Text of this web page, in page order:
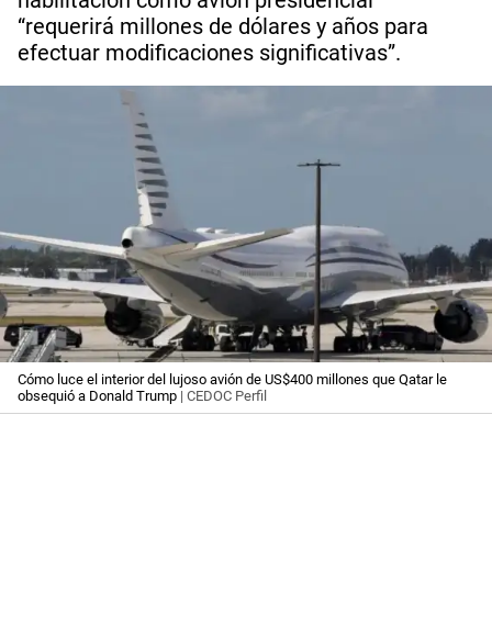
“requerirá millones de dólares y años para
efectuar modificaciones significativas”.
Cómo luce el interior del lujoso avión de US$400 millones que Qatar le
obsequió a Donald Trump | CEDOC Perfil